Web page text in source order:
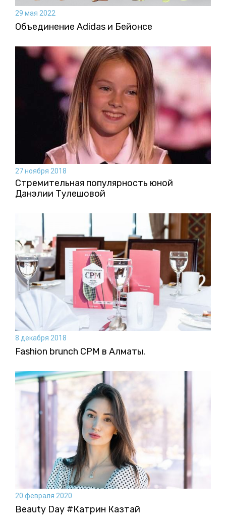
29 мая 2022
Объединение Adidas и Бейонсе
27 ноября 2018
Стремительная популярность юной
Данэлии Тулешовой
8 декабря 2018
Fashion brunch CPM в Алматы.
20 февраля 2020
Beauty Day #Катрин Казтай